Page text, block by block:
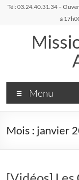
AllerTél: 03.24.40.31.34 –
à
Menu
Mois : janvier